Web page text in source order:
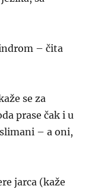
– čita
se za
prase čak i u
– a oni,
jarca (kaže